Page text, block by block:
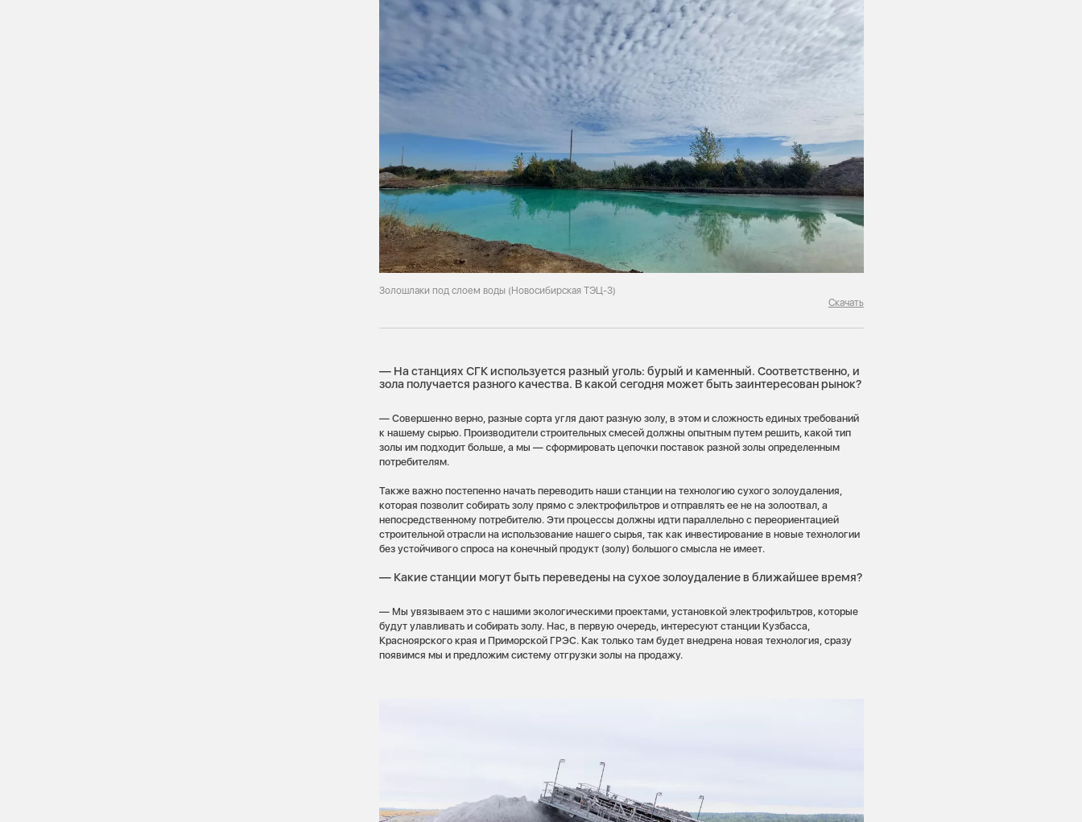
Золошлаки под слоем воды (Новосибирская ТЭЦ-3)
Скачать
— На станциях СГК используется разный уголь: бурый и каменный. Соответственно, и
зола получается разного качества. В какой сегодня может быть заинтересован рынок?
— Совершенно верно, разные сорта угля дают разную золу, в этом и сложность единых требований
к нашему сырью. Производители строительных смесей должны опытным путем решить, какой тип
золы им подходит больше, а мы — сформировать цепочки поставок разной золы определенным
потребителям.
Также важно постепенно начать переводить наши станции на технологию сухого золоудаления,
которая позволит собирать золу прямо с электрофильтров и отправлять ее не на золоотвал, а
непосредственному потребителю. Эти процессы должны идти параллельно с переориентацией
строительной отрасли на использование нашего сырья, так как инвестирование в новые технологии
без устойчивого спроса на конечный продукт (золу) большого смысла не имеет.
— Какие станции могут быть переведены на сухое золоудаление в ближайшее время?
— Мы увязываем это с нашими экологическими проектами, установкой электрофильтров, которые
будут улавливать и собирать золу. Нас, в первую очередь, интересуют станции Кузбасса,
Красноярского края и Приморской ГРЭС. Как только там будет внедрена новая технология, сразу
появимся мы и предложим систему отгрузки золы на продажу.